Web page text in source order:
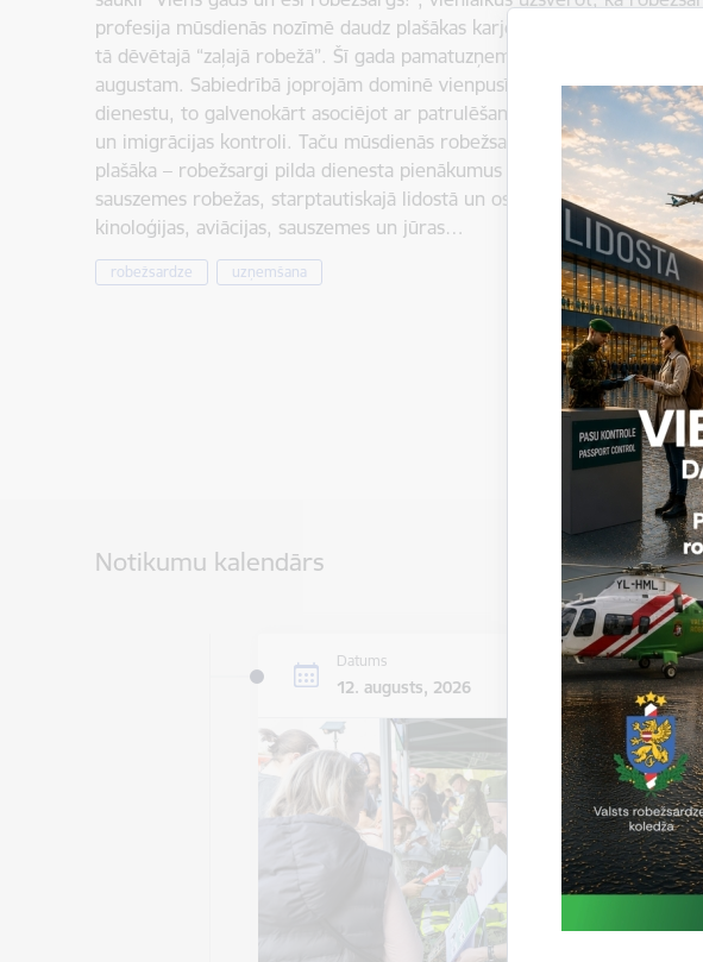
profesija mūsdienās nozīmē daudz plašākas karjeras iespējas nekā tikai
tā dēvētajā “zaļajā robežā”. Šī gada pamatuzņemšana noris no 1. jūnija
augustam. Sabiedrībā joprojām dominē vienpusīgs priekšstats par
dienestu, to galvenokārt asociējot ar patrulēšanu uz Latvijas
un imigrācijas kontroli. Taču mūsdienās robežsardzes atbildības joma
plašāka – robežsargi pilda dienesta pienākumus robežšķērsošanas
sauszemes robežas, starptautiskajā lidostā un ostās, imigrācijas
kinoloģijas, aviācijas, sauszemes un jūras…
robežsardze uzņemšana
Notikumu kalendārs
Datums
12. augusts, 2026